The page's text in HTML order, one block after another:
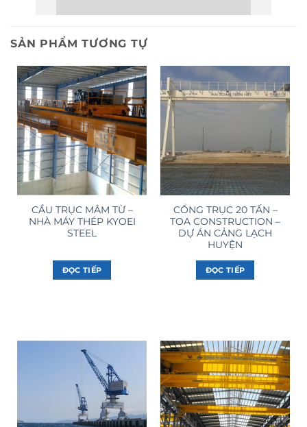
SẢN PHẨM TƯƠNG TỰ
CẦU TRỤC MÂM TỪ –
NHÀ MÁY THÉP KYOEI
STEEL
ĐỌC TIẾP
CỔNG TRỤC 20 TẤN –
TOA CONSTRUCTION –
DỰ ÁN CẢNG LẠCH
HUYỆN
ĐỌC TIẾP